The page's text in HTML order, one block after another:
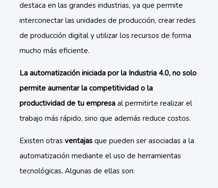
destaca en las grandes industrias, ya que permite
interconectar las unidades de producción, crear redes
de producción digital y utilizar los recursos de forma
mucho más eficiente.
La automatización iniciada por la Industria 4.0, no solo
permite aumentar la competitividad o la
productividad de tu empresa al permitirte realizar el
trabajo más rápido, sino que además reduce costos.
Existen otras ventajas que pueden ser asociadas a la
automatización mediante el uso de herramientas
tecnológicas. Algunas de ellas son: